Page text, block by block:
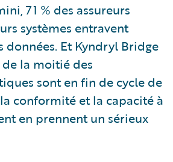
71 % des assureurs
systèmes entravent
données. Et Kyndryl Bridge
la moitié des
sont en fin de cycle de
conformité et la capacité à
en prennent un sérieux